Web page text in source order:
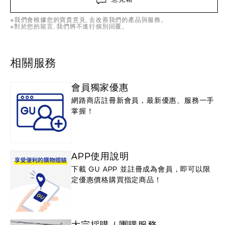
※我們會根據您的寶貴意見, 去改善我們的產品與服務。
※對於您的留言, 我們將不進行個別回覆。
相關服務
會員獨家優惠
網路商店註冊新會員，最新優惠、服務一手
掌握！
APP使用說明
下載 GU APP 並註冊成為會員，即可以限
定優惠價格購買指定商品！